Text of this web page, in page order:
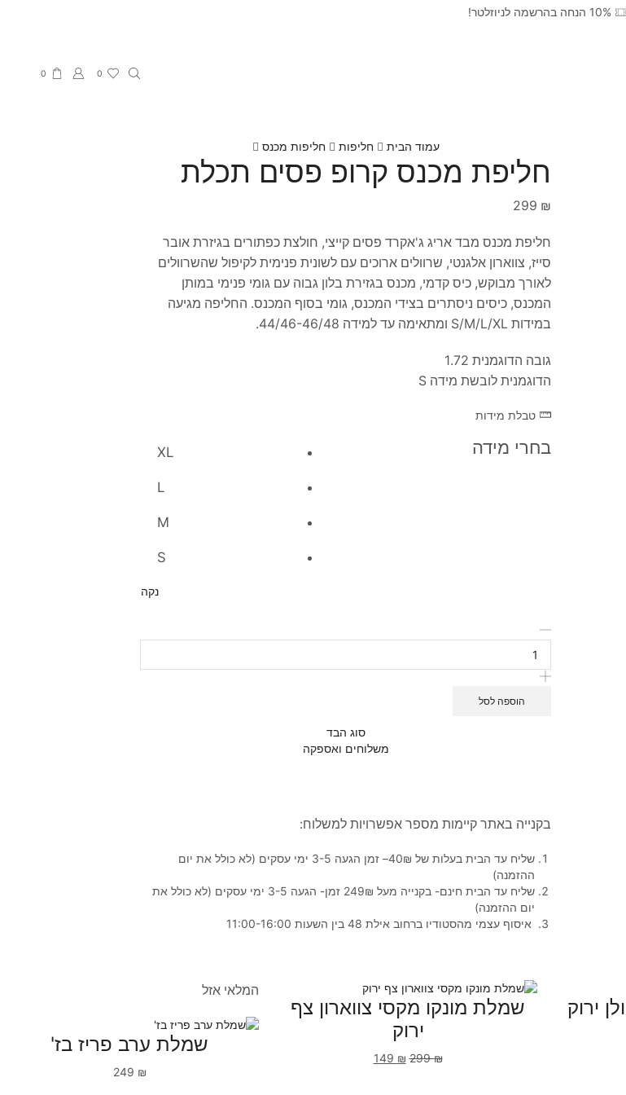
10% הנחה בהרשמה לניוזלטר!
0
0
עמוד הבית חליפות חליפות מכנס
חליפת מכנס קרופ פסים תכלת
299 ₪
חליפת מכנס מבד אריג ג'אקרד פסים קייצי, חולצת כפתורים בגיזרת אובר
סייז, צווארון אלגנטי, שרוולים ארוכים עם לשונית פנימית לקיפול שהשרוולים
לאורך מבוקש, כיס קדמי, מכנס בגזירת בלון גבוה עם גומי פנימי במותן
המכנס, כיסים ניסתרים בצידי המכנס, גומי בסוף המכנס. החליפה מגיעה
במידות S/M/L/XL ומתאימה עד למידה 44/46-46/48.
גובה הדוגמנית 1.72
הדוגמנית לובשת מידה S
טבלת מידות
בחרי מידה XL
L
M
S
נקה
הוספה לסל
סוג הבד
משלוחים ואספקה
בקנייה באתר קיימות מספר אפשרויות למשלוח:
שליח עד הבית בעלות של 40₪– זמן הגעה 3-5 ימי עסקים (לא כולל את יום
ההזמנה)
שליח עד הבית חינם- בקנייה מעל 249₪ זמן- הגעה 3-5 ימי עסקים (לא כולל את
יום ההזמנה)
איסוף עצמי מהסטודיו ברחוב אילת 48 בין השעות 11:00-16:00
ירוק
שמלת מונקו מקסי צווארון צף
ירוק
299₪
149 ₪
המלאי אזל
שמלת ערב פריז בז'
249 ₪